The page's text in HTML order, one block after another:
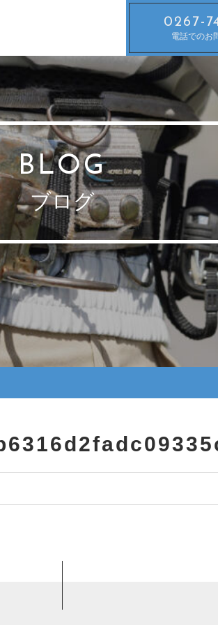
0267-
電話でのお
BLOG
ブログ